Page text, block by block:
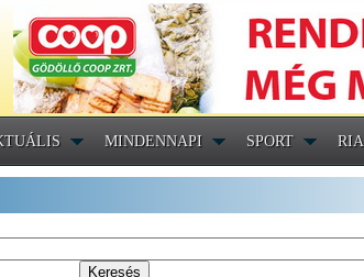
MINDENNAPI SPORT